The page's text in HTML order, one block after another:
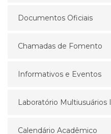
Documentos Oficiais
Chamadas de Fomento
Informativos e Eventos
Laboratório Multiusuários I
Calendário Acadêmico